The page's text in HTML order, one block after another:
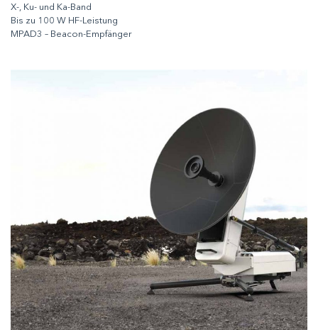
X-, Ku- und Ka-Band
Bis zu 100 W HF-Leistung
MPAD3 – Beacon-Empfänger